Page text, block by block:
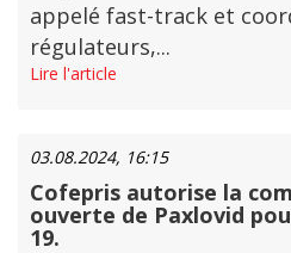
appelé fast-track et
régulateurs,...
Lire l'article
03.08.2024, 16:15
Cofepris autorise la
ouverte de Paxlovid
19.